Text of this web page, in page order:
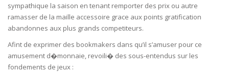
sympathique la saison en tenant remporter des prix ou autre
ramasser de la maille accessoire grace aux points gratification
abandonnes aux plus grands competiteurs.
Afint de exprimer des bookmakers dans qu’il s’amuser pour ce
amusement d�monnaie, revoili� des sous-entendus sur les
fondements de jeux :